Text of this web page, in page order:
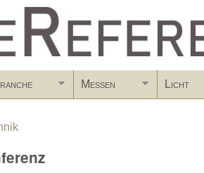
Messen Licht